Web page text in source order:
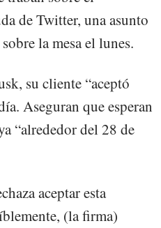
de Twitter, una asunto
la mesa el lunes.
su cliente “aceptó
Aseguran que esperan
“alrededor del 28 de
aceptar esta
(la firma)